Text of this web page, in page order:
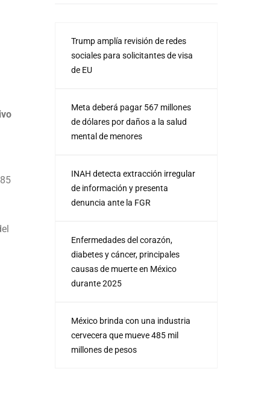
Trump amplía revisión de redes
sociales para solicitantes de visa
de EU
Meta deberá pagar 567 millones
de dólares por daños a la salud
mental de menores
INAH detecta extracción irregular
de información y presenta
denuncia ante la FGR
Enfermedades del corazón,
diabetes y cáncer, principales
causas de muerte en México
durante 2025
México brinda con una industria
cervecera que mueve 485 mil
millones de pesos